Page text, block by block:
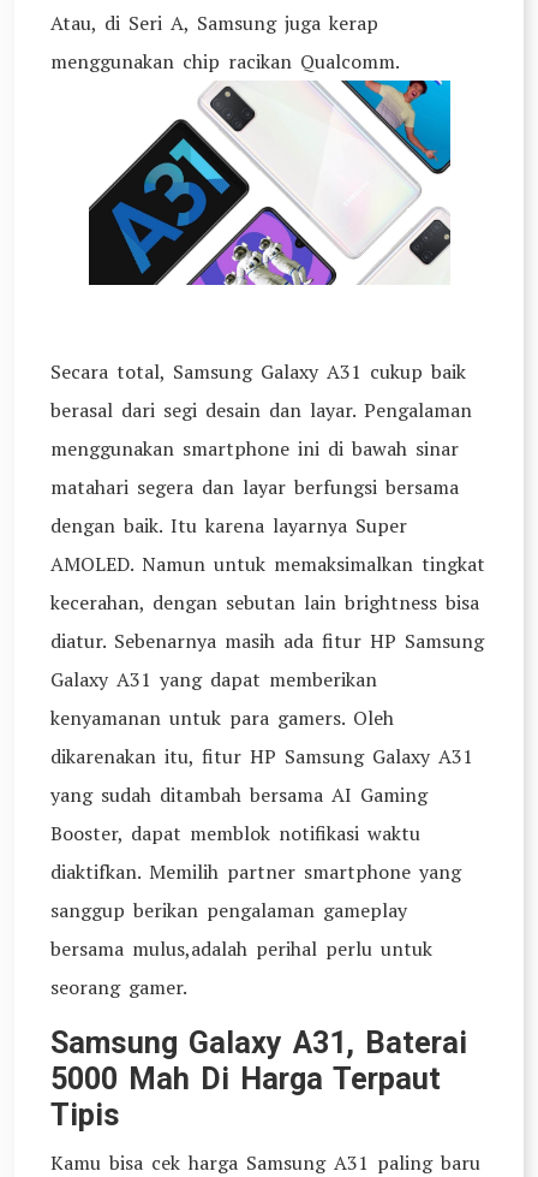
Atau, di Seri A, Samsung juga kerap
menggunakan chip racikan Qualcomm.
Secara total, Samsung Galaxy A31 cukup baik
berasal dari segi desain dan layar. Pengalaman
menggunakan smartphone ini di bawah sinar
matahari segera dan layar berfungsi bersama
dengan baik. Itu karena layarnya Super
AMOLED. Namun untuk memaksimalkan tingkat
kecerahan, dengan sebutan lain brightness bisa
diatur. Sebenarnya masih ada fitur HP Samsung
Galaxy A31 yang dapat memberikan
kenyamanan untuk para gamers. Oleh
dikarenakan itu, fitur HP Samsung Galaxy A31
yang sudah ditambah bersama AI Gaming
Booster, dapat memblok notifikasi waktu
diaktifkan. Memilih partner smartphone yang
sanggup berikan pengalaman gameplay
bersama mulus,adalah perihal perlu untuk
seorang gamer.
Samsung Galaxy A31, Baterai
5000 Mah Di Harga Terpaut
Tipis
Kamu bisa cek harga Samsung A31 paling baru